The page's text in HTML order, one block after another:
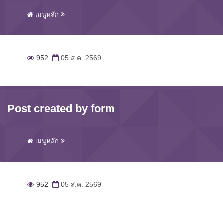
เมนูหลัก
952 05 ส.ค. 2569
Post created by form
เมนูหลัก
952 05 ส.ค. 2569